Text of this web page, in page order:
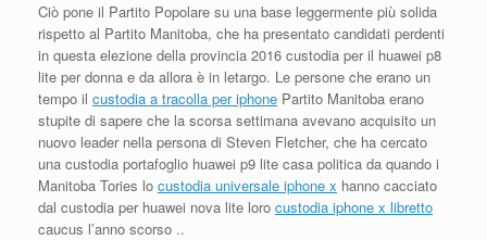
Ciò pone il Partito Popolare su una base leggermente più solida
rispetto al Partito Manitoba, che ha presentato candidati perdenti
in questa elezione della provincia 2016 custodia per il huawei p8
lite per donna e da allora è in letargo. Le persone che erano un
tempo il custodia a tracolla per iphone Partito Manitoba erano
stupite di sapere che la scorsa settimana avevano acquisito un
nuovo leader nella persona di Steven Fletcher, che ha cercato
una custodia portafoglio huawei p9 lite casa politica da quando i
Manitoba Tories lo custodia universale iphone x hanno cacciato
dal custodia per huawei nova lite loro custodia iphone x libretto
caucus l’anno scorso ..